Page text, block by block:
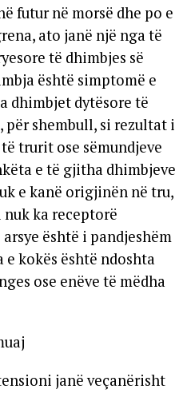
futur në morsë dhe po e
ato janë një nga të
të dhimbjes së
është simptomë e
dhimbjet dytësore të
shembull, si rezultat i
trurit ose sëmundjeve
e të gjitha dhimbjeve
e kanë origjinën në tru,
ka receptorë
është i pandjeshëm
kokës është ndoshta
ose enëve të mëdha
janë veçanërisht